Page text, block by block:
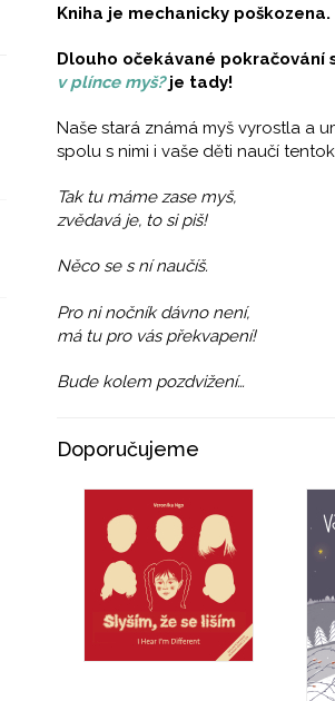
Kniha je mechanicky poškozena.
Dlouho očekávané
v plínce myš? je tady!
Naše stará známá myš vyrostla a
spolu s nimi i vaše děti naučí
Tak tu máme zase myš,
zvědavá je, to si piš!
Něco se s ní naučíš.
Pro ni nočník dávno není,
má tu pro vás překvapení!
Bude kolem pozdvižení…
Doporučujeme